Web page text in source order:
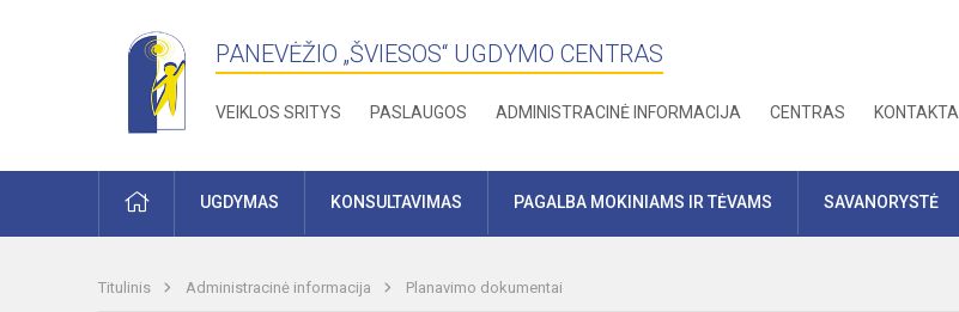
PANEVĖŽIO „ŠVIESOS“ UGDYMO CENTRAS
VEIKLOS SRITYS PASLAUGOS ADMINISTRACINĖ INFORMACIJA CENTRAS KONTAKTAI
PRADŽIAUGDYMAS KONSULTAVIMAS PAGALBA MOKINIAMS IR TĖVAMS SAVANORYSTĖ
Titulinis Administracinė informacija Planavimo dokumentai